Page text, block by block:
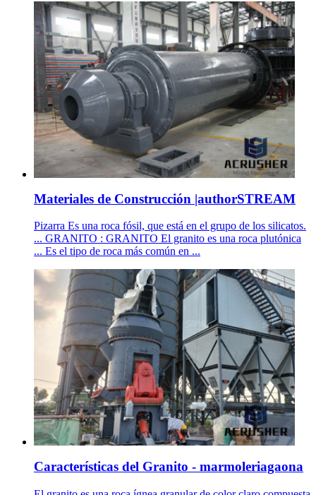
Materiales de Construcción |authorSTREAM
Pizarra Es una roca fósil, que está en el grupo de los silicatos.
... GRANITO : GRANITO El granito es una roca plutónica
... Es el tipo de roca más común en ...
Características del Granito - marmoleriagaona